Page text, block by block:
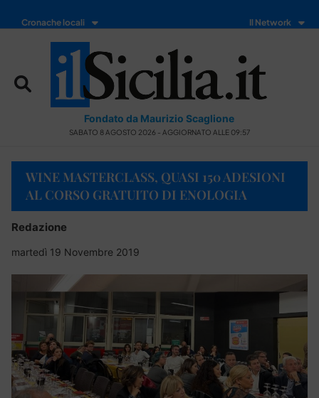
Cronache locali Il Network
Fondato da Maurizio Scaglione
SABATO 8 AGOSTO 2026 - AGGIORNATO ALLE 09:57
WINE MASTERCLASS, QUASI 150 ADESIONI
AL CORSO GRATUITO DI ENOLOGIA
Redazione
martedì 19 Novembre 2019